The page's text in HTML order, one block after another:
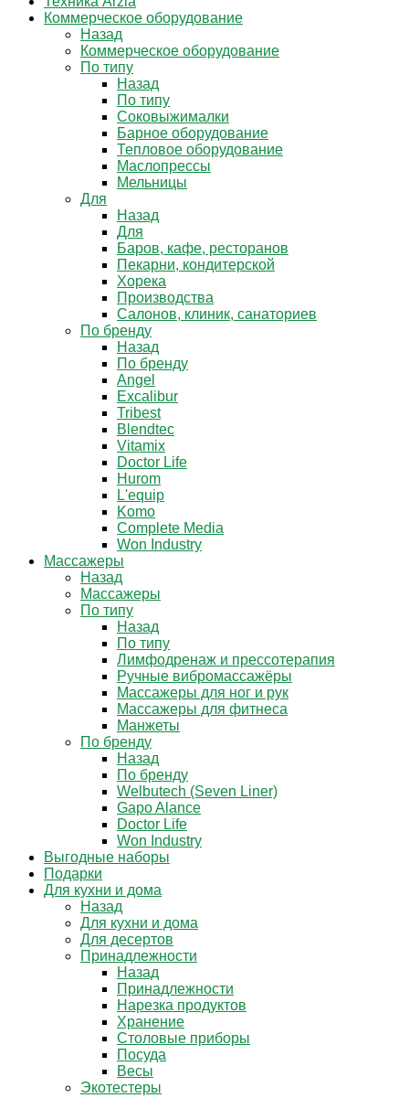
Коммерческое оборудование
Назад
Коммерческое оборудование
По типу
Назад
По типу
Соковыжималки
Барное оборудование
Тепловое оборудование
Маслопрессы
Мельницы
Для
Назад
Для
Баров, кафе, ресторанов
Пекарни, кондитерской
Хорека
Производства
Салонов, клиник, санаториев
По бренду
Назад
По бренду
Angel
Excalibur
Tribest
Blendtec
Vitamix
Doctor Life
Hurom
L'equip
Komo
Complete Media
Won Industry
Массажеры
Назад
Массажеры
По типу
Назад
По типу
Лимфодренаж и прессотерапия
Ручные вибромассажёры
Массажеры для ног и рук
Массажеры для фитнеса
Манжеты
По бренду
Назад
По бренду
Welbutech (Seven Liner)
Gapo Alance
Doctor Life
Won Industry
Выгодные наборы
Подарки
Для кухни и дома
Назад
Для кухни и дома
Для десертов
Принадлежности
Назад
Принадлежности
Нарезка продуктов
Хранение
Столовые приборы
Посуда
Весы
Экотестеры